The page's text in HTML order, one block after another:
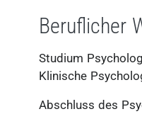
Beruflicher
Studium
Klinische
Abschluss des